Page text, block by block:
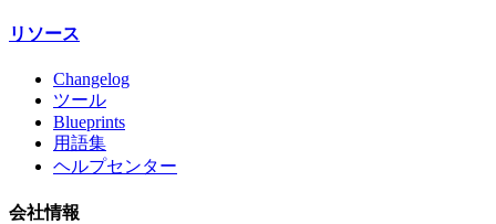
リソース
Changelog
ツール
Blueprints
用語集
ヘルプセンター
会社情報